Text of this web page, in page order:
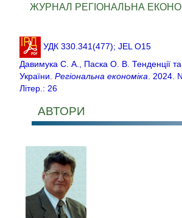
ЖУРНАЛ РЕГІОНАЛЬНА
УДК 330.341(477); JEL O15
Давимука С. А., Паска О. В. Тенденції та
України. Регіональна економіка . 2024.
Літер.: 26
АВТОРИ